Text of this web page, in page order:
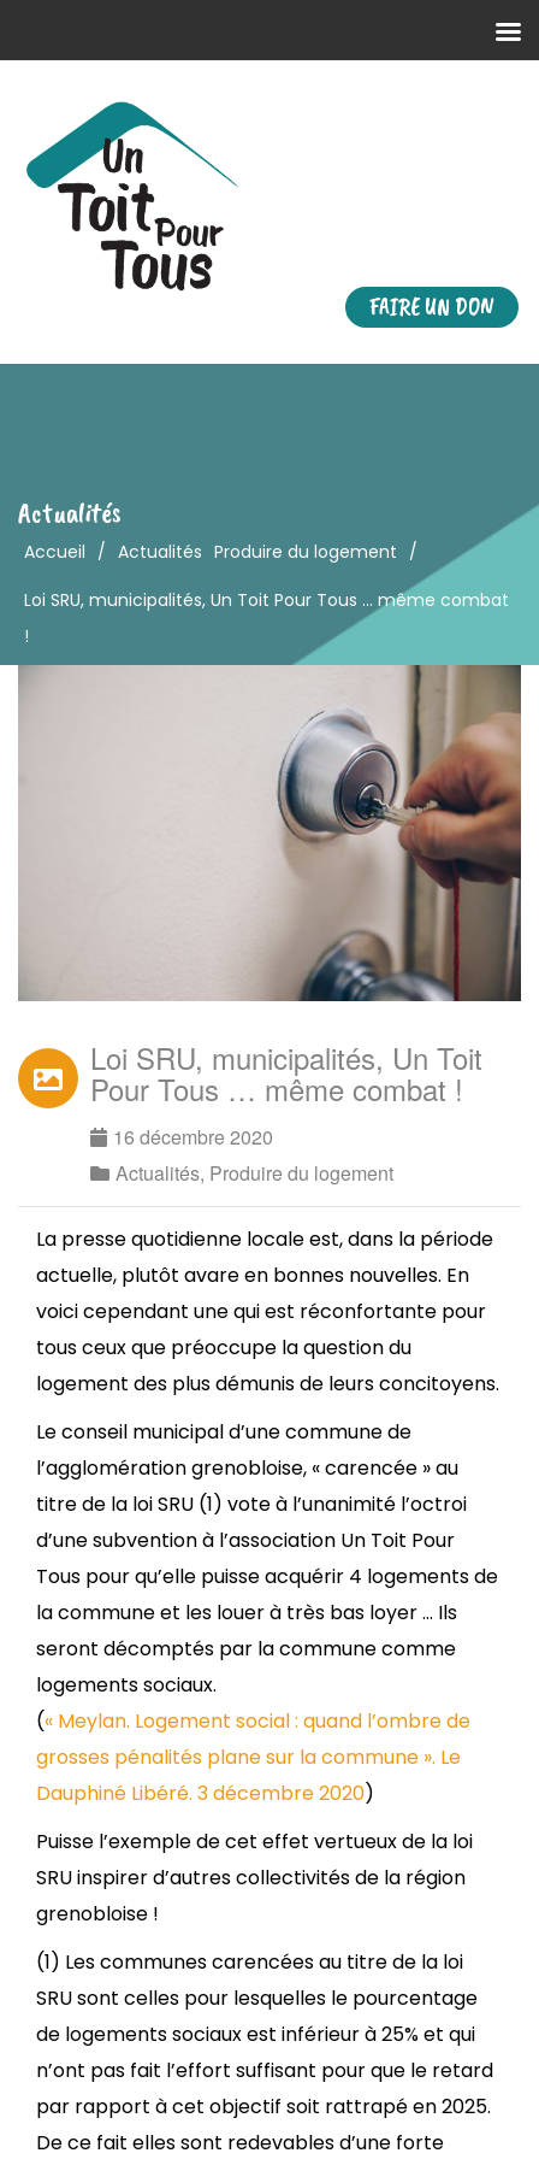
FAIRE UN DON
Actualités
Accueil / Actualités Produire du logement /
Loi SRU, municipalités, Un Toit Pour Tous … même combat
!
Loi SRU, municipalités, Un Toit
Pour Tous … même combat !
16 décembre 2020
Actualités, Produire du logement
La presse quotidienne locale est, dans la période
actuelle, plutôt avare en bonnes nouvelles. En
voici cependant une qui est réconfortante pour
tous ceux que préoccupe la question du
logement des plus démunis de leurs concitoyens.
Le conseil municipal d’une commune de
l’agglomération grenobloise, « carencée » au
titre de la loi SRU (1) vote à l’unanimité l’octroi
d’une subvention à l’association Un Toit Pour
Tous pour qu’elle puisse acquérir 4 logements de
la commune et les louer à très bas loyer … Ils
seront décomptés par la commune comme
logements sociaux.
(« Meylan. Logement social : quand l’ombre de
grosses pénalités plane sur la commune ». Le
Dauphiné Libéré. 3 décembre 2020)
Puisse l’exemple de cet effet vertueux de la loi
SRU inspirer d’autres collectivités de la région
grenobloise !
(1) Les communes carencées au titre de la loi
SRU sont celles pour lesquelles le pourcentage
de logements sociaux est inférieur à 25% et qui
n’ont pas fait l’effort suffisant pour que le retard
par rapport à cet objectif soit rattrapé en 2025.
De ce fait elles sont redevables d’une forte